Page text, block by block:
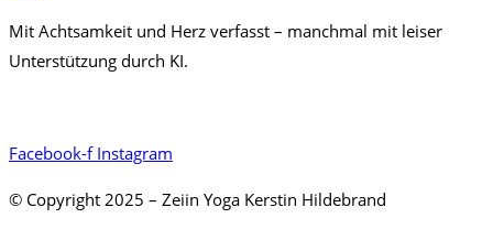
Mit Achtsamkeit und Herz verfasst – manchmal mit leiser
Unterstützung durch KI.
Facebook-f Instagram
© Copyright 2025 – Zeiin Yoga Kerstin Hildebrand